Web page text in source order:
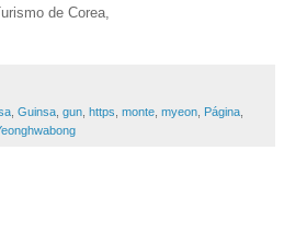
de Corea,
, Guinsa, gun, https, monte, myeon, Página,